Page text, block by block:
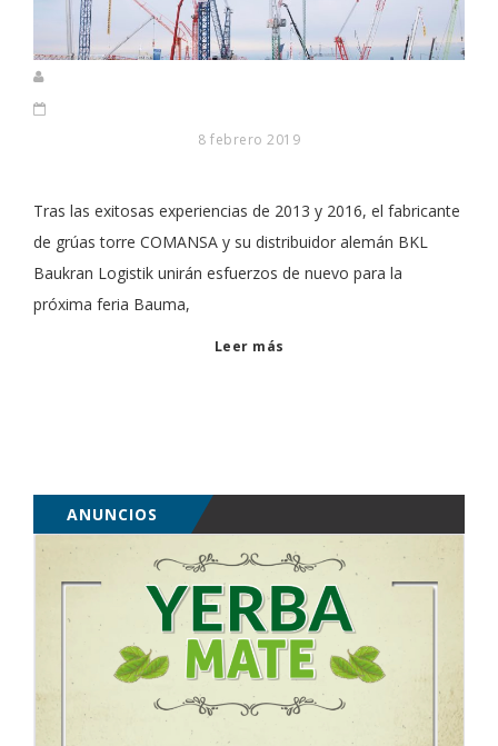
8 febrero 2019
Tras las exitosas experiencias de 2013 y 2016, el fabricante
de grúas torre COMANSA y su distribuidor alemán BKL
Baukran Logistik unirán esfuerzos de nuevo para la
próxima feria Bauma,
Leer más
ANUNCIOS